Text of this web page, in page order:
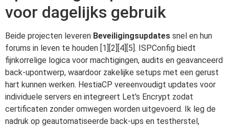
voor dagelijks gebruik
Beide projecten leveren Beveiligingsupdates snel en hun
forums in leven te houden [1][2][4][5]. ISPConfig biedt
fijnkorrelige logica voor machtigingen, audits en geavanceerd
back-upontwerp, waardoor zakelijke setups met een gerust
hart kunnen werken. HestiaCP vereenvoudigt updates voor
individuele servers en integreert Let's Encrypt zodat
certificaten zonder omwegen worden uitgevoerd. Ik leg de
nadruk op geautomatiseerde back-ups en testherstel,